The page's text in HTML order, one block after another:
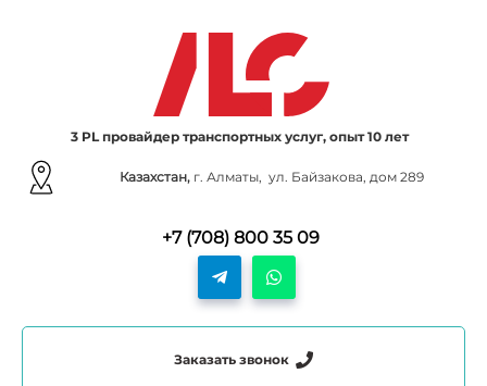
3 PL провайдер транспортных услуг, опыт 10 лет
Казахстан, г. Алматы, ул. Байзакова, дом 289
+7 (708) 800 35 09
Заказать звонок